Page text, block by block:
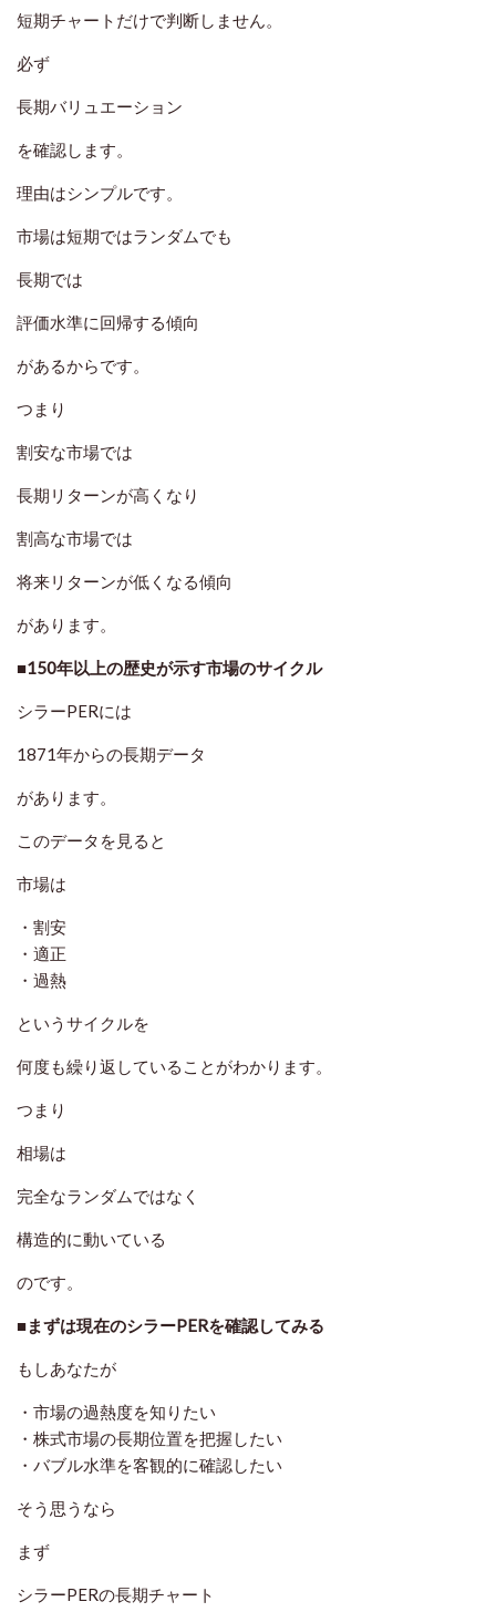
短期チャートだけで判断しません。
必ず
長期バリュエーション
を確認します。
理由はシンプルです。
市場は短期ではランダムでも
長期では
評価水準に回帰する傾向
があるからです。
つまり
割安な市場では
長期リターンが高くなり
割高な市場では
将来リターンが低くなる傾向
があります。
■150年以上の歴史が示す市場のサイクル
シラーPERには
1871年からの長期データ
があります。
このデータを見ると
市場は
・割安
・適正
・過熱
というサイクルを
何度も繰り返していることがわかります。
つまり
相場は
完全なランダムではなく
構造的に動いている
のです。
■まずは現在のシラーPERを確認してみる
もしあなたが
・市場の過熱度を知りたい
・株式市場の長期位置を把握したい
・バブル水準を客観的に確認したい
そう思うなら
まず
シラーPERの長期チャート